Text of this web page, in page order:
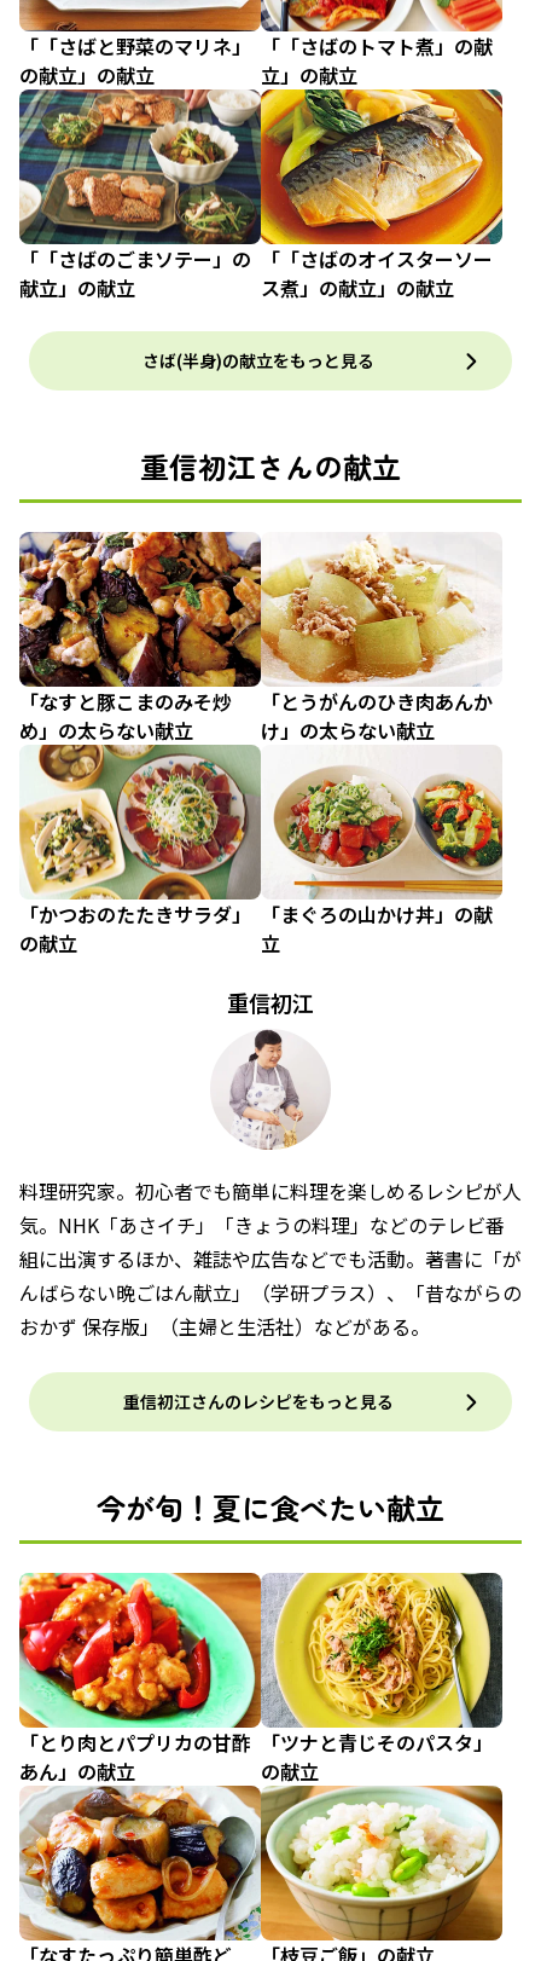
「「さばと野菜のマリネ」
の献立」の献立
「「さばのトマト煮」の献
立」の献立
「「さばのごまソテー」の
献立」の献立
「「さばのオイスターソー
ス煮」の献立」の献立
さば(半身)の献立をもっと見る
重信初江さんの献立
「なすと豚こまのみそ炒
め」の太らない献立
「とうがんのひき肉あんか
け」の太らない献立
「かつおのたたきサラダ」
の献立
「まぐろの山かけ丼」の献
立
重信初江
料理研究家。初心者でも簡単に料理を楽しめるレシピが人
気。NHK「あさイチ」「きょうの料理」などのテレビ番
組に出演するほか、雑誌や広告などでも活動。著書に「が
んばらない晩ごはん献立」（学研プラス）、「昔ながらの
おかず 保存版」（主婦と生活社）などがある。
重信初江さんのレシピをもっと見る
今が旬！夏に食べたい献立
「とり肉とパプリカの甘酢
あん」の献立
「ツナと青じそのパスタ」
の献立
「なすたっぷり簡単酢ど 「枝豆ご飯」の献立